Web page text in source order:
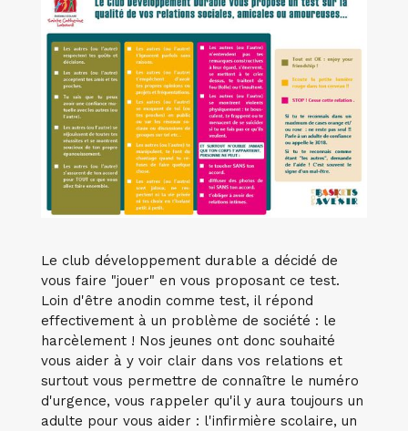
Le club développement durable a décidé de
vous faire "jouer" en vous proposant ce test.
Loin d'être anodin comme test, il répond
effectivement à un problème de société : le
harcèlement ! Nos jeunes ont donc souhaité
vous aider à y voir clair dans vos relations et
surtout vous permettre de connaître le numéro
d'urgence, vous rappeler qu'il y aura toujours un
adulte pour vous aider : l'infirmière scolaire, un